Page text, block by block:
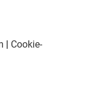
| Cookie-